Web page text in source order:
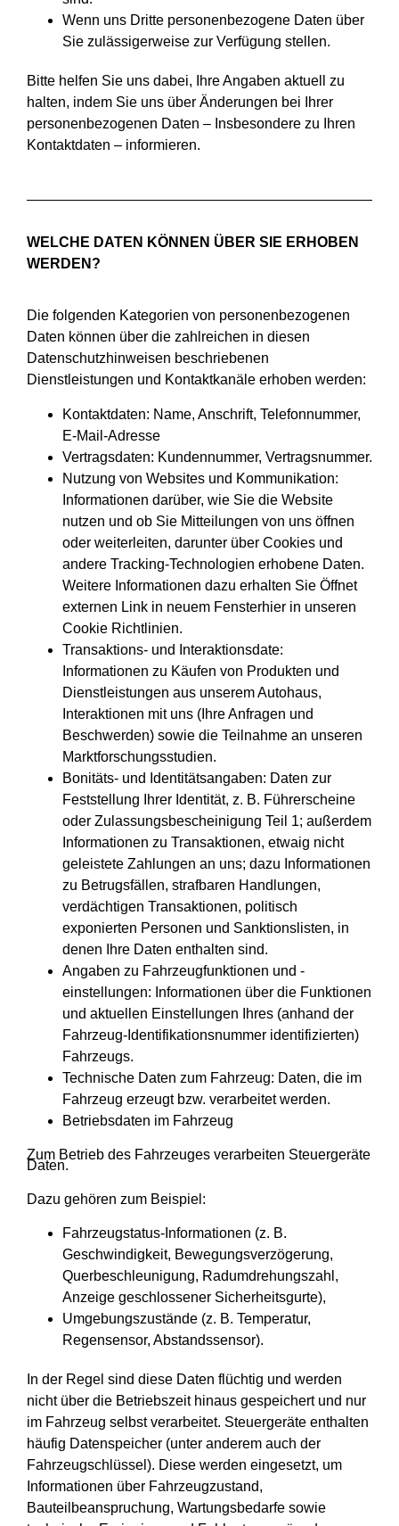
Wenn uns Dritte personenbezogene Daten über
Sie zulässigerweise zur Verfügung stellen.
Bitte helfen Sie uns dabei, Ihre Angaben aktuell zu
halten, indem Sie uns über Änderungen bei Ihrer
personenbezogenen Daten – Insbesondere zu Ihren
Kontaktdaten – informieren.
WELCHE DATEN KÖNNEN ÜBER SIE ERHOBEN
WERDEN?
Die folgenden Kategorien von personenbezogenen
Daten können über die zahlreichen in diesen
Datenschutzhinweisen beschriebenen
Dienstleistungen und Kontaktkanäle erhoben werden:
Kontaktdaten: Name, Anschrift, Telefonnummer,
E-Mail-Adresse
Vertragsdaten: Kundennummer, Vertragsnummer.
Nutzung von Websites und Kommunikation:
Informationen darüber, wie Sie die Website
nutzen und ob Sie Mitteilungen von uns öffnen
oder weiterleiten, darunter über Cookies und
andere Tracking-Technologien erhobene Daten.
Weitere Informationen dazu erhalten Sie Öffnet
externen Link in neuem Fensterhier in unseren
Cookie Richtlinien.
Transaktions- und Interaktionsdate:
Informationen zu Käufen von Produkten und
Dienstleistungen aus unserem Autohaus,
Interaktionen mit uns (Ihre Anfragen und
Beschwerden) sowie die Teilnahme an unseren
Marktforschungsstudien.
Bonitäts- und Identitätsangaben: Daten zur
Feststellung Ihrer Identität, z. B. Führerscheine
oder Zulassungsbescheinigung Teil 1; außerdem
Informationen zu Transaktionen, etwaig nicht
geleistete Zahlungen an uns; dazu Informationen
zu Betrugsfällen, strafbaren Handlungen,
verdächtigen Transaktionen, politisch
exponierten Personen und Sanktionslisten, in
denen Ihre Daten enthalten sind.
Angaben zu Fahrzeugfunktionen und -
einstellungen: Informationen über die Funktionen
und aktuellen Einstellungen Ihres (anhand der
Fahrzeug-Identifikationsnummer identifizierten)
Fahrzeugs.
Technische Daten zum Fahrzeug: Daten, die im
Fahrzeug erzeugt bzw. verarbeitet werden.
Betriebsdaten im Fahrzeug
Zum Betrieb des Fahrzeuges verarbeiten Steuergeräte
Daten.
Dazu gehören zum Beispiel:
Fahrzeugstatus-Informationen (z. B.
Geschwindigkeit, Bewegungsverzögerung,
Querbeschleunigung, Radumdrehungszahl,
Anzeige geschlossener Sicherheitsgurte),
Umgebungszustände (z. B. Temperatur,
Regensensor, Abstandssensor).
In der Regel sind diese Daten flüchtig und werden
nicht über die Betriebszeit hinaus gespeichert und nur
im Fahrzeug selbst verarbeitet. Steuergeräte enthalten
häufig Datenspeicher (unter anderem auch der
Fahrzeugschlüssel). Diese werden eingesetzt, um
Informationen über Fahrzeugzustand,
Bauteilbeanspruchung, Wartungsbedarfe sowie